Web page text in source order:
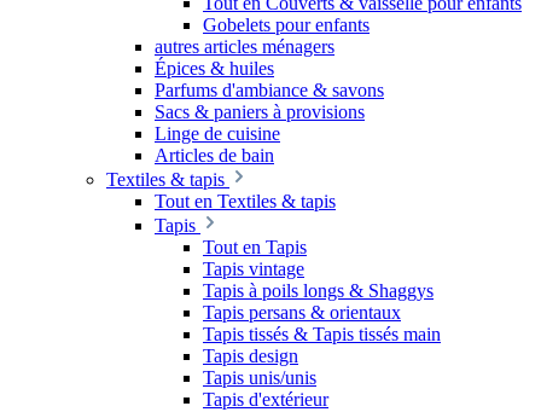
Gobelets pour enfants
autres articles ménagers
Épices & huiles
Parfums d'ambiance & savons
Sacs & paniers à provisions
Linge de cuisine
Articles de bain
Textiles & tapis
Tout en Textiles & tapis
Tapis
Tout en Tapis
Tapis vintage
Tapis à poils longs & Shaggys
Tapis persans & orientaux
Tapis tissés & Tapis tissés main
Tapis design
Tapis unis/unis
Tapis d'extérieur